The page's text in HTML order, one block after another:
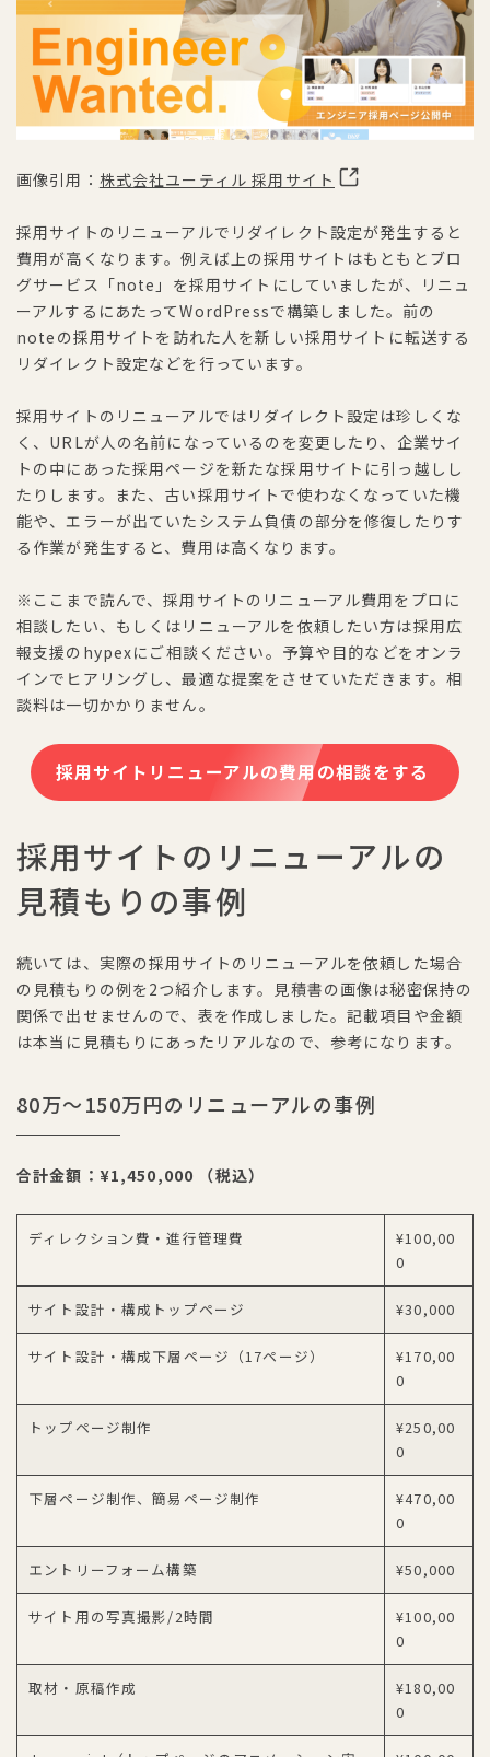
画像引用： 株式会社ユーティル 採用サイト
採用サイトのリニューアルでリダイレクト設定が発生すると
費用が高くなります。例えば上の採用サイトはもともとブロ
グサービス「note」を採用サイトにしていましたが、リニュ
ーアルするにあたってWordPressで構築しました。前の
noteの採用サイトを訪れた人を新しい採用サイトに転送する
リダイレクト設定などを行っています。
採用サイトのリニューアルではリダイレクト設定は珍しくな
く、URLが人の名前になっているのを変更したり、企業サイ
トの中にあった採用ページを新たな採用サイトに引っ越しし
たりします。また、古い採用サイトで使わなくなっていた機
能や、エラーが出ていたシステム負債の部分を修復したりす
る作業が発生すると、費用は高くなります。
※ここまで読んで、採用サイトのリニューアル費用をプロに
相談したい、もしくはリニューアルを依頼したい方は採用広
報支援のhypexにご相談ください。予算や目的などをオンラ
インでヒアリングし、最適な提案をさせていただきます。相
談料は一切かかりません。
採用サイトリニューアルの費用の相談をする
採用サイトのリニューアルの
見積もりの事例
続いては、実際の採用サイトのリニューアルを依頼した場合
の見積もりの例を2つ紹介します。見積書の画像は秘密保持の
関係で出せませんので、表を作成しました。記載項目や金額
は本当に見積もりにあったリアルなので、参考になります。
80万〜150万円のリニューアルの事例
合計金額：¥1,450,000 （税込）
ディレクション費・進行管理費
¥100,00
0
サイト設計・構成トップページ ¥30,000
サイト設計・構成下層ページ（17ページ）
¥170,00
0
トップページ制作
¥250,00
0
下層ページ制作、簡易ページ制作
¥470,00
0
エントリーフォーム構築 ¥50,000
サイト用の写真撮影/2時間
¥100,00
0
取材・原稿作成
¥180,00
0